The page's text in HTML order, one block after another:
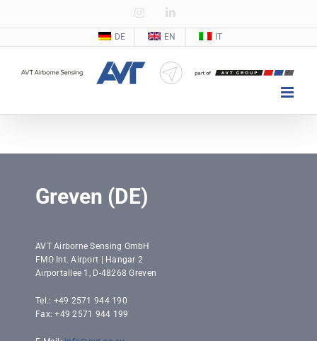
Inhalt
springen
InstagramLinkedIn
DE EN IT
Greven (DE)
AVT Airborne Sensing GmbH
FMO Int. Airport | Hangar 2
Airportallee 1, D-48268 Greven
Tel.: +49 2571 944 190
Fax: +49 2571 944 199